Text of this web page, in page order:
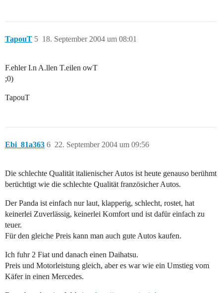
TapouT 18. September 2004 um 08:01
5
F.ehler I.n A.llen T.eilen owT
;0)
TapouT
Ebi_81a363 22. September 2004 um 09:56
6
Die schlechte Qualität italienischer Autos ist heute genauso berühmt
berüchtigt wie die schlechte Qualität französicher Autos.
Der Panda ist einfach nur laut, klapperig, schlecht, rostet, hat
keinerlei Zuverlässig, keinerlei Komfort und ist dafür einfach zu
teuer.
Für den gleiche Preis kann man auch gute Autos kaufen.
Ich fuhr 2 Fiat und danach einen Daihatsu.
Preis und Motorleistung gleich, aber es war wie ein Umstieg vom
Käfer in einen Mercedes.